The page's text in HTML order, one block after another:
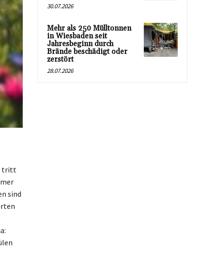
tritt
sind
30.07.2026
Mehr als 250 Mülltonnen
in Wiesbaden seit
Jahresbeginn durch
Brände beschädigt oder
zerstört
28.07.2026